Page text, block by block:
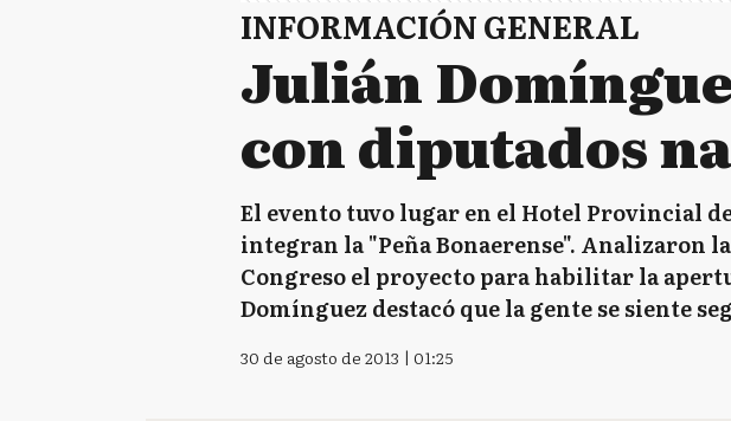
INFORMACIÓN GENERAL
Julián
con diputados
El evento tuvo lugar en el Hotel Provincial
integran la "Peña Bonaerense". Analizaron
Congreso el proyecto para habilitar la
Domínguez destacó que la gente se siente
30 de agosto de 2013 | 01:25